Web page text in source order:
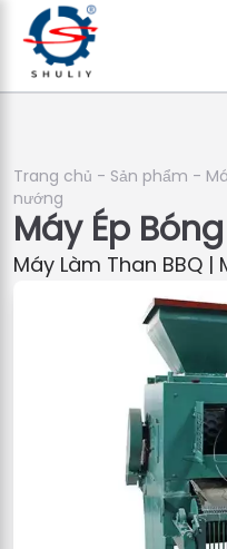
Trang chủ - Sản phẩm -
nướng
Máy Ép
Máy Làm Than BBQ